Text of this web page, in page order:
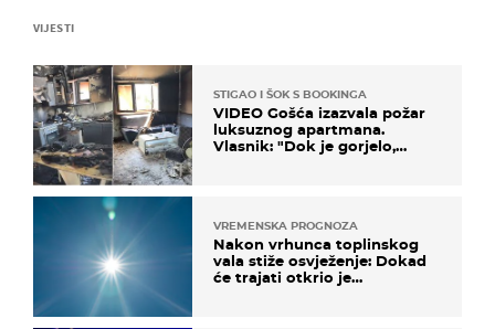
VIJESTI
STIGAO I ŠOK S BOOKINGA
VIDEO Gošća izazvala požar
luksuznog apartmana.
Vlasnik: "Dok je gorjelo,
VREMENSKA PROGNOZA
Nakon vrhunca toplinskog
vala stiže osvježenje: Dokad
će trajati otkrio je